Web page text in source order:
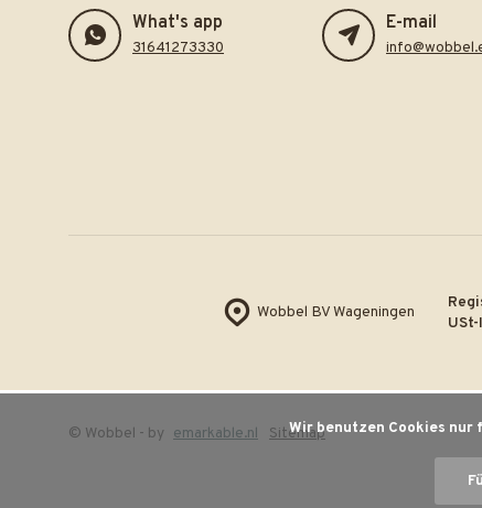
What's app
31641273330
E-mail
Wobbel BV Wageningen
© Wobbel - by emarkable.nl Sitemap
Wir benutzen Cookies nur